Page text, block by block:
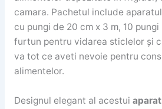
camara. Pachetul include
cu pungi de 20 cm x 3 m, 10
furtun pentru vidarea sticlelor și
va tot ce aveti nevoie pentru
alimentelor.
Designul elegant al acestui